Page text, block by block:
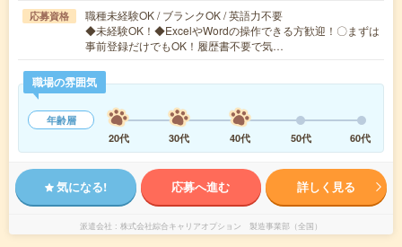
応募資格
職種未経験OK / ブランクOK / 英語力不要
◆未経験OK！◆ExcelやWordの操作できる方歓迎！〇まずは
事前登録だけでもOK！履歴書不要で気…
職場の雰囲気
年齢層
20代
30代 40代 50代 60代
気になる! 応募へ進む 詳しく見る
派遣会社 株式会社綜合キャリアオプション 製造事業部（全国）